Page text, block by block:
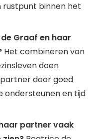
rustpunt binnen het
Graaf en haar
Het combineren van
doen
door goed
ondersteunen en tijd
partner vaak